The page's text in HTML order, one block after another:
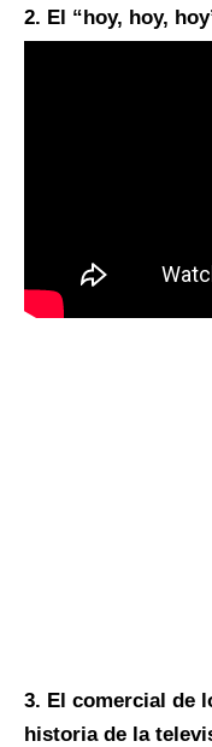
2. El “hoy, hoy,
3. El comercial de
historia de la